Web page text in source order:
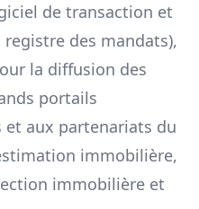
de transaction et
des mandats),
la diffusion des
portails
aux partenariats du
immobilière,
immobilière et